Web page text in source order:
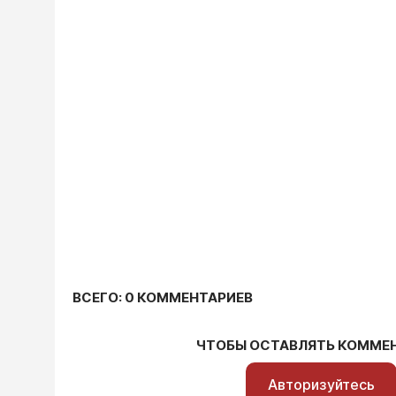
ВСЕГО: 0 КОММЕНТАРИЕВ
ЧТОБЫ ОСТАВЛЯТЬ
Авторизуйтесь